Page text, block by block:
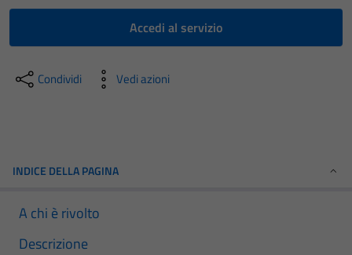
Accedi al servizio
Condividi Vedi azioni
INDICE DELLA PAGINA
A chi è rivolto
Descrizione